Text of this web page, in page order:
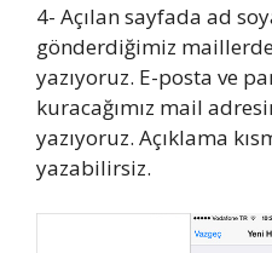
4- Açılan sayfada ad
gönderdiğimiz
yazıyoruz. E-posta ve
kuracağımız mail
yazıyoruz. Açıklama
yazabilirsiz.